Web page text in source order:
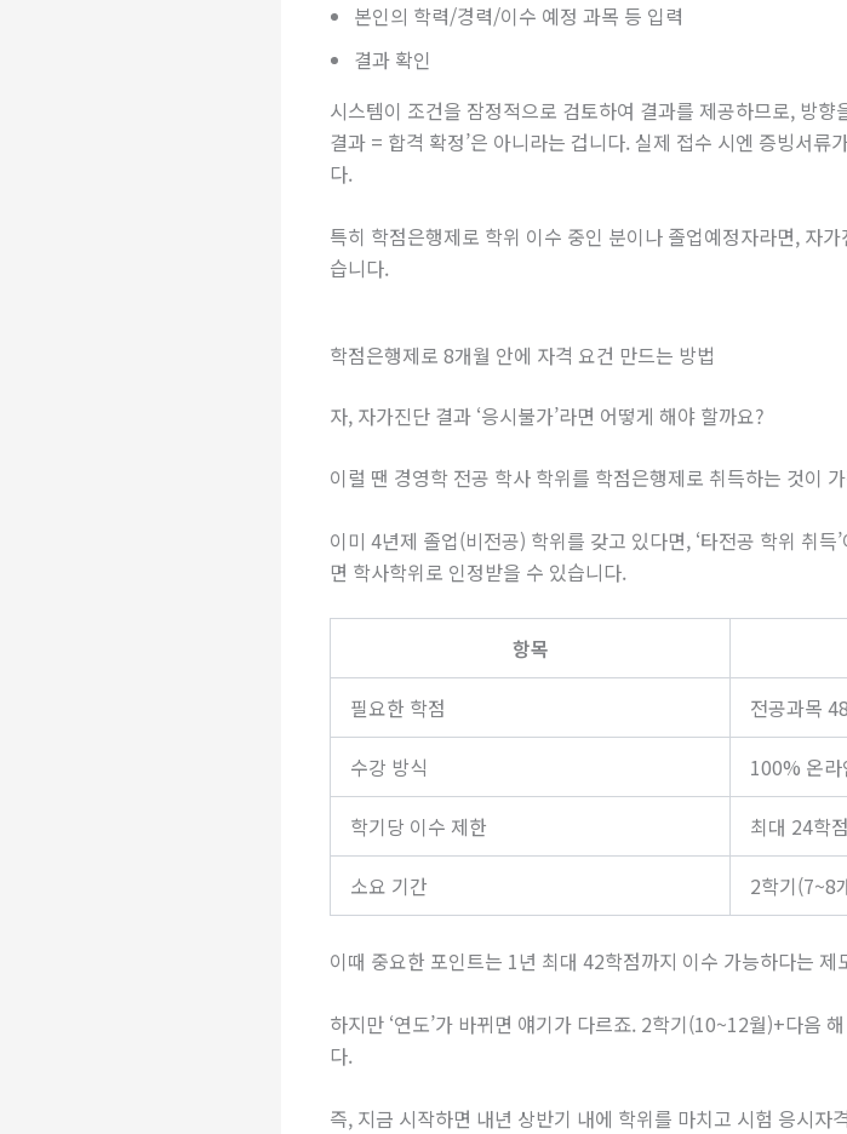
본인의 학력/경력/이수 예정 과목 등 입력
결과 확인
시스템이 조건을 잠정적으로 검토하여 결과를 제공하므로, 방
결과 = 합격 확정’은 아니라는 겁니다. 실제 접수 시엔 증빙서
다.
특히 학점은행제로 학위 이수 중인 분이나 졸업예정자라면, 자
습니다.
학점은행제로 8개월 안에 자격 요건 만드는 방법
자, 자가진단 결과 ‘응시불가’라면 어떻게 해야 할까요?
이럴 땐 경영학 전공 학사 학위를 학점은행제로 취득하는 것이
이미 4년제 졸업(비전공) 학위를 갖고 있다면, ‘타전공 학위 취
면 학사학위로 인정받을 수 있습니다.
항목
필요한 학점 전공과목
수강 방식 100% 온라
학기당 이수 제한 최대 24학
소요 기간 2학기(7~8
이때 중요한 포인트는 1년 최대 42학점까지 이수 가능하다는 제
하지만 ‘연도’가 바뀌면 얘기가 다르죠. 2학기(10~12월)+다음
다.
즉, 지금 시작하면 내년 상반기 내에 학위를 마치고 시험 응시자